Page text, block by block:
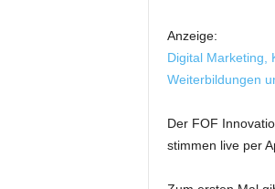
Anzeige:
Digital Marketing,
Weiterbildungen
Der FOF
stimmen live per